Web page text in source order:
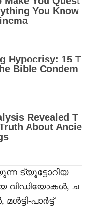
ട്യൂട്ടോറിയ
വിഡിയോകൾ, ച
പാർട്ട്